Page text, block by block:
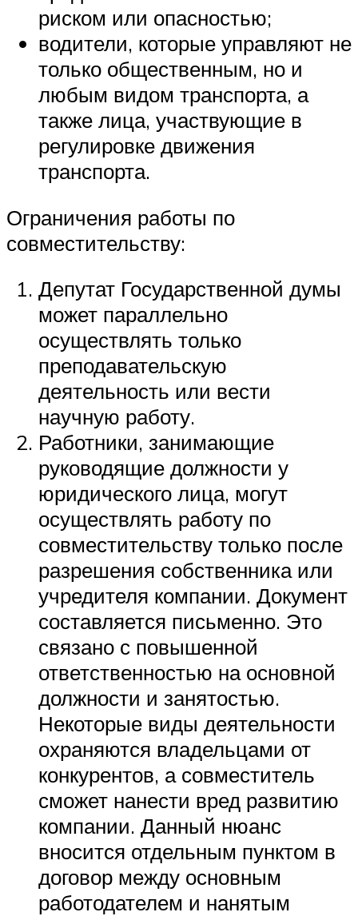
риском или опасностью;
водители, которые управляют не
только общественным, но и
любым видом транспорта, а
также лица, участвующие в
регулировке движения
транспорта.
Ограничения работы по
совместительству:
Депутат Государственной думы
может параллельно
осуществлять только
преподавательскую
деятельность или вести
научную работу.
Работники, занимающие
руководящие должности у
юридического лица, могут
осуществлять работу по
совместительству только после
разрешения собственника или
учредителя компании. Документ
составляется письменно. Это
связано с повышенной
ответственностью на основной
должности и занятостью.
Некоторые виды деятельности
охраняются владельцами от
конкурентов, а совместитель
сможет нанести вред развитию
компании. Данный нюанс
вносится отдельным пунктом в
договор между основным
работодателем и нанятым